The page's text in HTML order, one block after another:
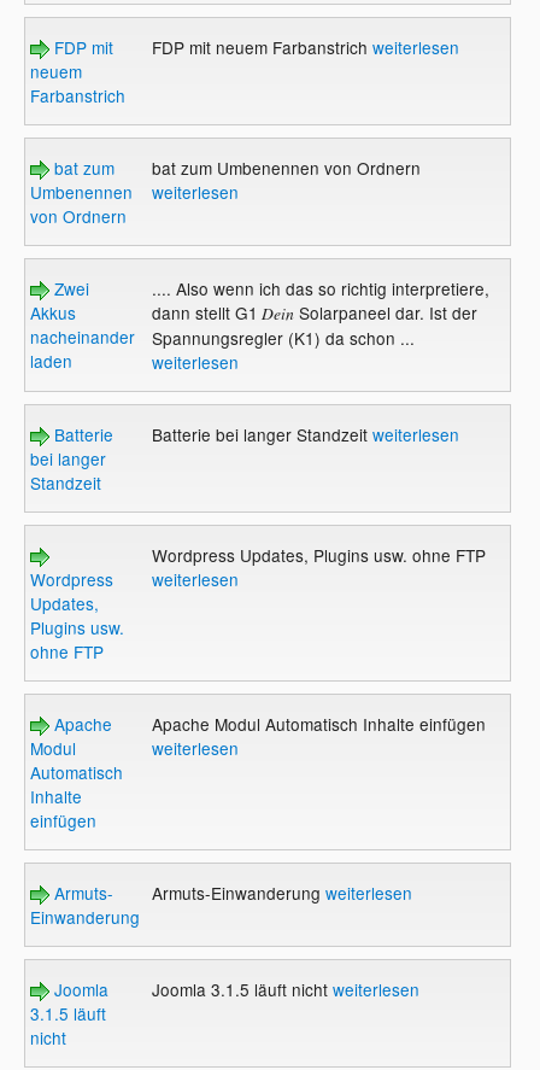
FDP mit
neuem
Farbanstrich
FDP mit neuem Farbanstrich weiterlesen
bat zum
Umbenennen
von Ordnern
bat zum Umbenennen von Ordnern
weiterlesen
Zwei
Akkus
nacheinander
laden
.... Also wenn ich das so richtig interpretiere,
dann stellt G1 DeinSolarpaneel dar. Ist der
Spannungsregler (K1) da schon ...
weiterlesen
Batterie
bei langer
Standzeit
Batterie bei langer Standzeit weiterlesen
Wordpress
Updates,
Plugins usw.
ohne FTP
Wordpress Updates, Plugins usw. ohne FTP
weiterlesen
Apache
Modul
Automatisch
Inhalte
einfügen
Apache Modul Automatisch Inhalte einfügen
weiterlesen
Armuts-
Einwanderung
Armuts-Einwanderung weiterlesen
Joomla
3.1.5 läuft
nicht
Joomla 3.1.5 läuft nicht weiterlesen